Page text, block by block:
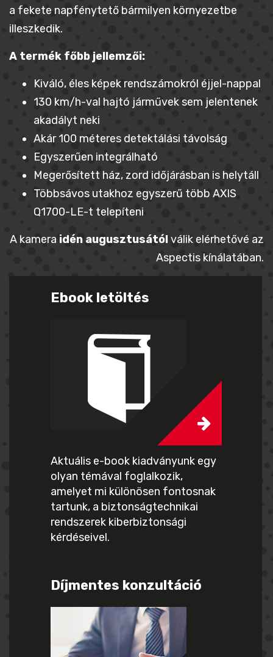
Ebook letöltés
Aktuális e-book kiadványunk egy
olyan témával foglalkozik,
amelyet mi különösen fontosnak
tartunk, a biztonságtechnikai
rendszerek kiberbiztonsági
kérdéseivel.
Díjmentes konzultáció
a fekete napfénytető bármilyen környezetbe
illeszkedik.
A termék főbb jellemzői:
Kiváló, éles képek rendszámokról éjjel-nappal
130 km/h-val hajtó járművek sem jelentenek
akadályt neki
Akár 100 méteres detektálási távolság
Egyszerűen integrálható
Megerősített ház, zord időjárásban is helytáll
Többsávos utakhoz egyszerű több AXIS
Q1700-LE-t telepíteni
A kamera idén augusztusátólválik elérhetővé az
Aspectis kínálatában.